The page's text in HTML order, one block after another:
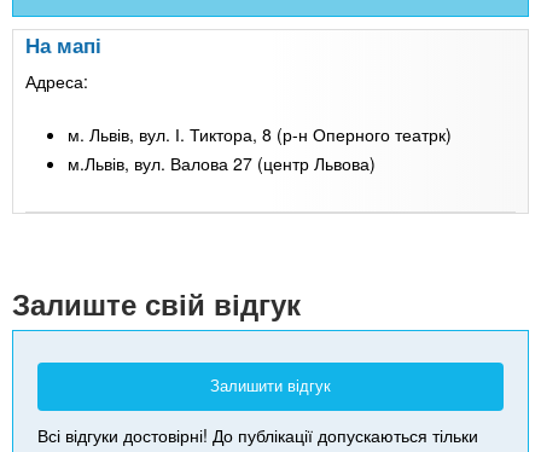
На мапі
Адреса:
м. Львів, вул. І. Тиктора, 8 (р-н Оперного театрк)
м.Львів, вул. Валова 27 (центр Львова)
Залиште свій відгук
Залишити відгук
Всі відгуки достовірні! До публікації допускаються тільки